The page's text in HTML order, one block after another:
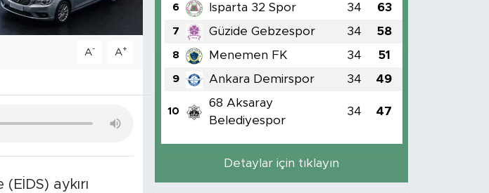
A- A+
aykırı
6 Isparta 32 Spor 34 63
7 Güzide Gebzespor 34 58
8 Menemen FK 34 51
9 Ankara Demirspor 34 49
10
68 Aksaray
Belediyespor
34 47
Detaylar için tıklayın